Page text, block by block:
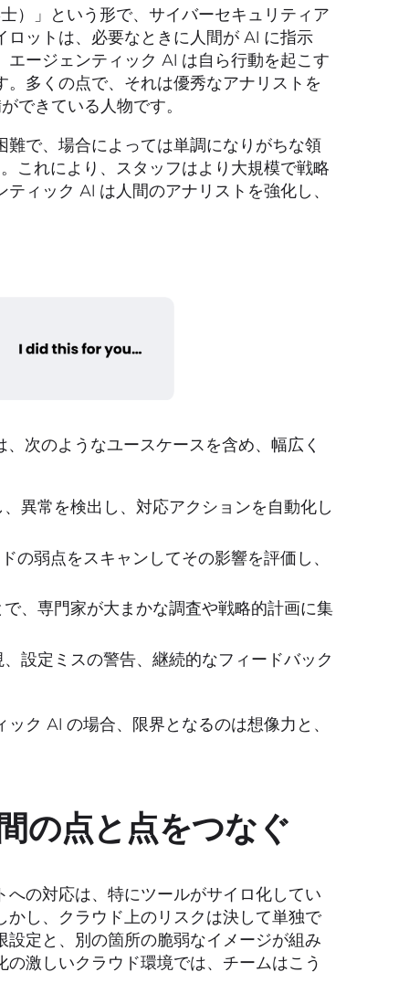
）」という形で、サイバーセキュリティア
ットは、必要なときに人間が AI に指示
ージェンティック AI は自ら行動を起こす
多くの点で、それは優秀なアナリストを
できている人物です。
で、場合によっては単調になりがちな領
これにより、スタッフはより大規模で戦略
ィック AI は人間のアナリストを強化し、
次のようなユースケースを含め、幅広く
異常を検出し、対応アクションを自動化し
の弱点をスキャンしてその影響を評価し、
、専門家が大まかな調査や戦略的計画に集
設定ミスの警告、継続的なフィードバック
ク AI の場合、限界となるのは想像力と、
の点と点をつなぐ
の対応は、特にツールがサイロ化してい
し、クラウド上のリスクは決して単独で
定と、別の箇所の脆弱なイメージが組み
激しいクラウド環境では、チームはこう